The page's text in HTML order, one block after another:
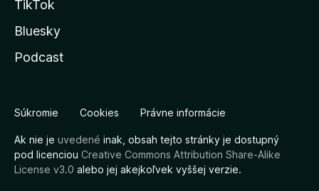
TikTok
Bluesky
Podcast
Súkromie Cookies Právne informácie
Ak nie je uvedené inak, obsah tejto stránky je dostupný
pod licenciou Creative Commons Attribution Share-Alike
License v3.0 alebo jej akejkoľvek vyššej verzie.